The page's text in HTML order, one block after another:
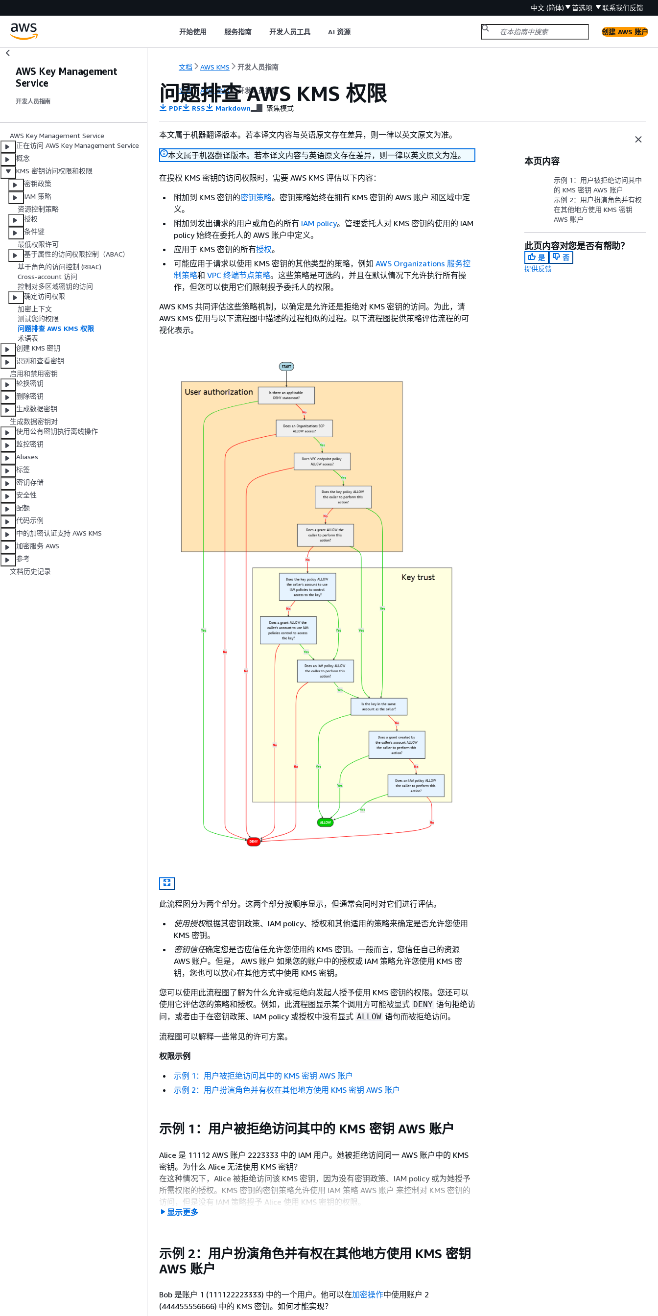
中文 (简体) 首选项 联系我们反馈
开始使用 服务指南 开发人员工具 AI 资源 创建 AWS 账户
AWS Key Management
Service
开发人员指南
AWS Key Management Service
正在访问 AWS Key Management Service
概念
KMS 密钥访问权限和权限
密钥政策
IAM 策略
资源控制策略
授权
条件键
最低权限许可
基于属性的访问权限控制（ABAC）
基于角色的访问控制 (RBAC)
Cross-account 访问
控制对多区域密钥的访问
确定访问权限
加密上下文
测试您的权限
问题排查 AWS KMS 权限
术语表
创建 KMS 密钥
识别和查看密钥
启用和禁用密钥
轮换密钥
删除密钥
生成数据密钥
生成数据密钥对
使用公有密钥执行离线操作
监控密钥
Aliases
标签
密钥存储
安全性
配额
代码示例
中的加密认证支持 AWS KMS
加密服务 AWS
参考
文档历史记录
文档 AWS KMS 开发人员指南
文档 AWS KMS 开发人员指南
问题排查 AWS KMS 权限
PDF RSS Markdown 聚焦模式
本文属于机器翻译版本。若本译文内容与英语原文存在差异，则一律以英文原文为准。
本文属于机器翻译版本。若本译文内容与英语原文存在差异，则一律以英文原文为准。
在授权 KMS 密钥的访问权限时，需要 AWS KMS 评估以下内容：
附加到 KMS 密钥的密钥策略。密钥策略始终在拥有 KMS 密钥的 AWS 账户 和区域中定
义。
附加到发出请求的用户或角色的所有 IAM policy。管理委托人对 KMS 密钥的使用的 IAM
policy 始终在委托人的 AWS 账户中定义。
应用于 KMS 密钥的所有授权。
可能应用于请求以使用 KMS 密钥的其他类型的策略，例如 AWS Organizations 服务控
制策略和 VPC 终端节点策略。这些策略是可选的，并且在默认情况下允许执行所有操
作，但您可以使用它们限制授予委托人的权限。
AWS KMS 共同评估这些策略机制，以确定是允许还是拒绝对 KMS 密钥的访问。为此，请
AWS KMS 使用与以下流程图中描述的过程相似的过程。以下流程图提供策略评估流程的可
视化表示。
此流程图分为两个部分。这两个部分按顺序显示，但通常会同时对它们进行评估。
使用授权根据其密钥政策、IAM policy、授权和其他适用的策略来确定是否允许您使用
KMS 密钥。
密钥信任确定您是否应信任允许您使用的 KMS 密钥。一般而言，您信任自己的资源
AWS 账户。但是， AWS 账户 如果您的账户中的授权或 IAM 策略允许您使用 KMS 密
钥，您也可以放心在其他方式中使用 KMS 密钥。
您可以使用此流程图了解为什么允许或拒绝向发起人授予使用 KMS 密钥的权限。您还可以
使用它评估您的策略和授权。例如，此流程图显示某个调用方可能被显式 DENY 语句拒绝访
问，或者由于在密钥政策、IAM policy 或授权中没有显式 ALLOW 语句而被拒绝访问。
流程图可以解释一些常见的许可方案。
权限示例
示例 1：用户被拒绝访问其中的 KMS 密钥 AWS 账户
示例 2：用户扮演角色并有权在其他地方使用 KMS 密钥 AWS 账户
示例 1：用户被拒绝访问其中的 KMS 密钥 AWS 账户
Alice 是 11112 AWS 账户 2223333 中的 IAM 用户。她被拒绝访问同一 AWS 账户中的 KMS
密钥。为什么 Alice 无法使用 KMS 密钥？
在这种情况下，Alice 被拒绝访问该 KMS 密钥，因为没有密钥政策、IAM policy 或为她授予
所需权限的授权。KMS 密钥的密钥策略允许使用 IAM 策略 AWS 账户 来控制对 KMS 密钥的
访问，但是没有 IAM 策略授予 Alice 使用 KMS 密钥的权限。
显示更多
示例 2：用户扮演角色并有权在其他地方使用 KMS 密钥
AWS 账户
Bob 是账户 1 (111122223333) 中的一个用户。他可以在加密操作中使用账户 2
(444455556666) 中的 KMS 密钥。如何才能实现？
本页内容
示例 1：用户被拒绝访问其中
的 KMS 密钥 AWS 账户
示例 2：用户扮演角色并有权
在其他地方使用 KMS 密钥
AWS 账户
此页内容对您是否有帮助？
是
否
提供反馈